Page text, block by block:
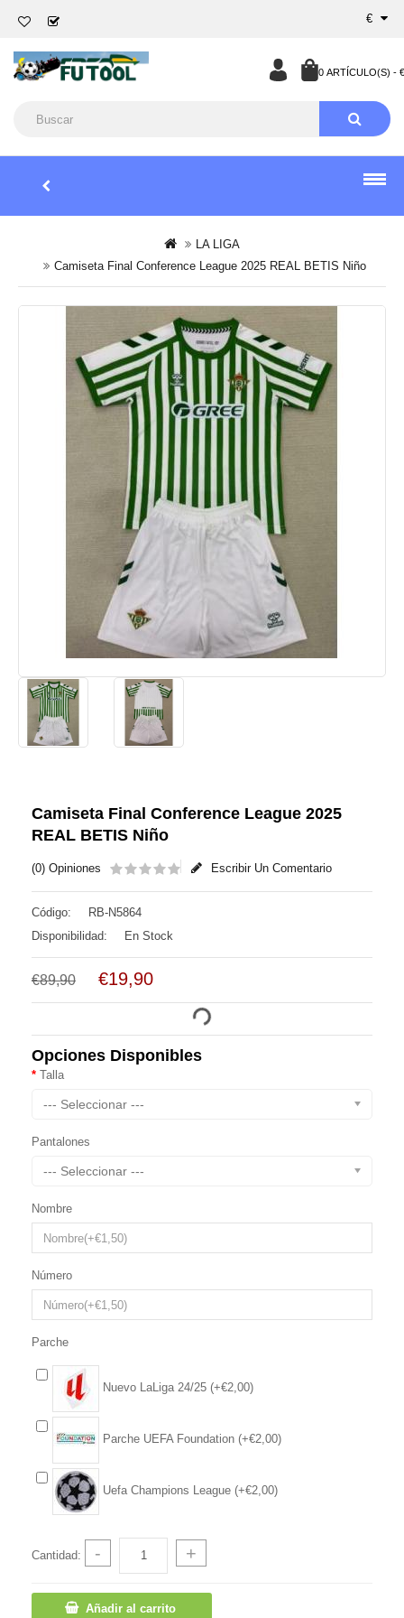
€
0 ARTÍCULO(S) -
LA LIGA
Camiseta Final Conference League 2025 REAL BETIS Niño
Camiseta Final Conference League 2025
REAL BETIS Niño
(0) Opiniones Escribir Un Comentario
Código:
RB-N5864
Disponibilidad:
En Stock
€89,90 €19,90
Opciones Disponibles
Talla
--- Seleccionar ---
Pantalones
--- Seleccionar ---
Nombre
Número
Parche
Nuevo LaLiga 24/25 (+€2,00)
Parche UEFA Foundation (+€2,00)
Uefa Champions League (+€2,00)
Cantidad: - +
Añadir al carrito